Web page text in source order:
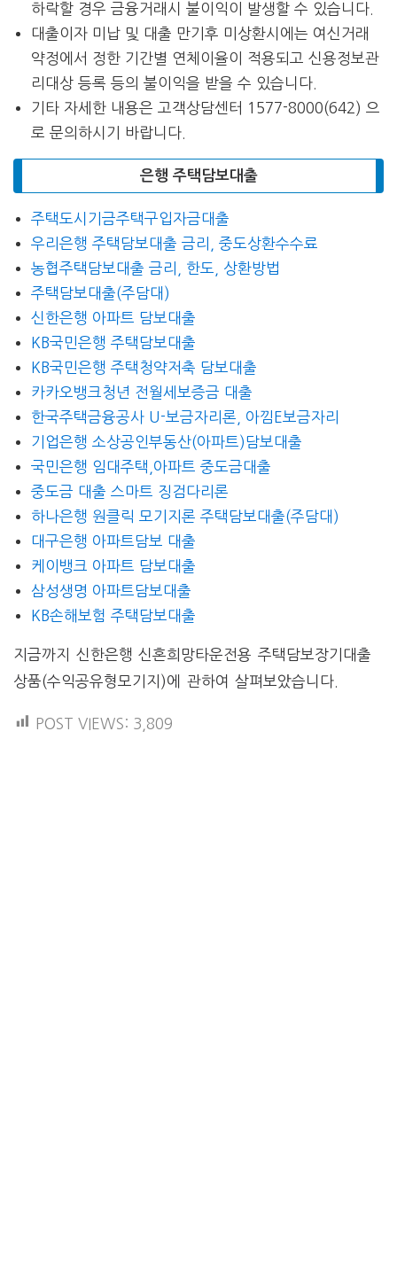
하락할 경우 금융거래시 불이익이 발생할 수 있습니다.
대출이자 미납 및 대출 만기후 미상환시에는 여신거래
약정에서 정한 기간별 연체이율이 적용되고 신용정보관
리대상 등록 등의 불이익을 받을 수 있습니다.
기타 자세한 내용은 고객상담센터 1577-8000(642) 으
로 문의하시기 바랍니다.
은행 주택담보대출
주택도시기금주택구입자금대출
우리은행 주택담보대출 금리, 중도상환수수료
농협주택담보대출 금리, 한도, 상환방법
주택담보대출(주담대)
신한은행 아파트 담보대출
KB국민은행 주택담보대출
KB국민은행 주택청약저축 담보대출
카카오뱅크청년 전월세보증금 대출
한국주택금융공사 U-보금자리론, 아낌E보금자리
기업은행 소상공인부동산(아파트)담보대출
국민은행 임대주택,아파트 중도금대출
중도금 대출 스마트 징검다리론
하나은행 원클릭 모기지론 주택담보대출(주담대)
대구은행 아파트담보 대출
케이뱅크 아파트 담보대출
삼성생명 아파트담보대출
KB손해보험 주택담보대출
지금까지 신한은행 신혼희망타운전용 주택담보장기대출
상품(수익공유형모기지)에 관하여 살펴보았습니다.
POST VIEWS: 3,809